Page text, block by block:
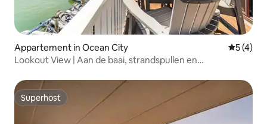
Appartement in Ocean City
5 (4)
Lookout View | Aan de baai, strandspullen en
Superhost
Superhost